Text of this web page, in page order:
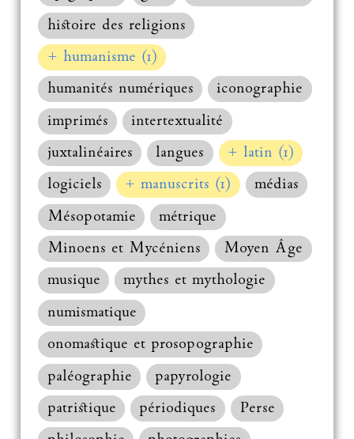
histoire des religions
+ humanisme (1)
humanités numériques
iconographie
imprimés
intertextualité
juxtalinéaires
langues
+ latin (1)
logiciels
+ manuscrits (1)
médias
Mésopotamie
métrique
Minoens et Mycéniens
Moyen Âge
musique
mythes et mythologie
numismatique
onomastique et prosopographie
paléographie
papyrologie
patristique
périodiques
Perse